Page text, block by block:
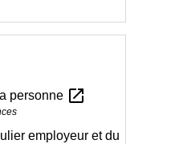
personne open_in_new
employeur et du